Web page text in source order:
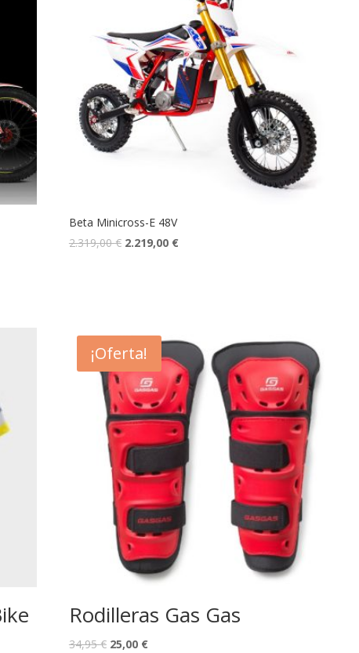
Beta Minicross-E 48V
2.319,00€ 2.219,00 €
¡Oferta!
Rodilleras Gas Gas
34,95€ 25,00 €